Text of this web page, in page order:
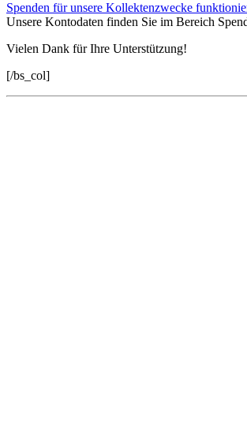
Spenden für unsere Kollektenzwecke
Unsere Kontodaten finden Sie im Bereich
Vielen Dank für Ihre Unterstützung!
[/bs_col]